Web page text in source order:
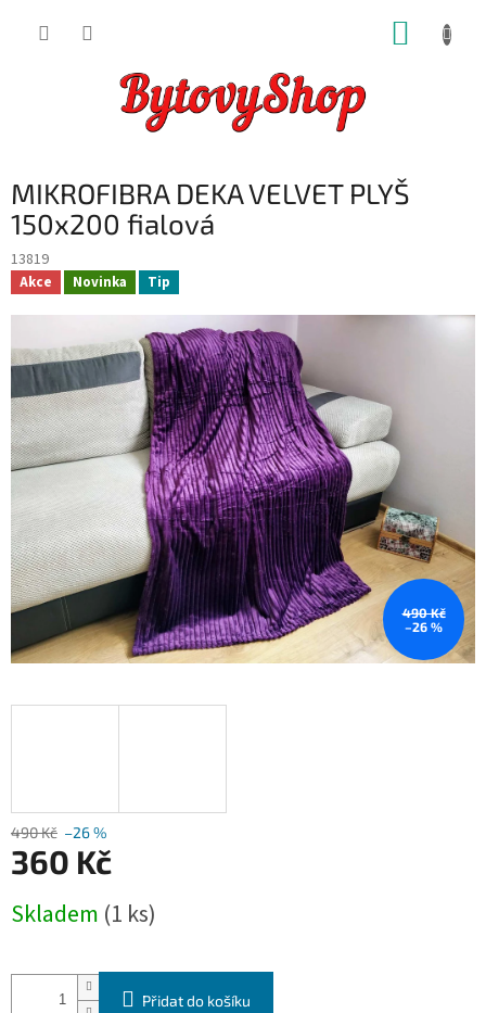
MIKROFIBRA DEKA VELVET PLYŠ
150x200 fialová
13819
Akce Novinka Tip
490 Kč
–26 %
490 Kč –26 %
360 Kč
cena:
Skladem (1 ks)
Přidat do košíku